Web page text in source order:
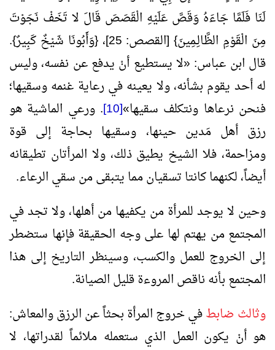
لَنَا فَلَمَّا جَاءَهُ وَقَصَّ عَلَيْهِ الْقَصَصَ قَالَ لا تَخَفْ نَجَوْتَ
مِنَ الْقَوْمِ الظَّالِـمِينَ} [القصص: 25]، {وَأَبُونَا شَيْخٌ كَبِيرٌ}.
قال ابن عباس: «لا يستطيع أنْ يدفع عن نفسه، وليس
له أحد يقوم بشأنه، ولا يعينه في رعاية غنمه وسقيها؛
فنحن نرعاها ونتكلف سقيها»
[10]
. ورعي الماشية هو
رزق أهل مَدين حينها، وسقيها بحاجة إلى قوة
ومزاحمة، فلا الشيخ يطيق ذلك، ولا المرأتان تطيقانه
أيضاً، لكنهما كانتا تسقيان مما يتبقى من سقي الرعاء.
وحين لا يوجد للمرأة من يكفيها من أهلها، ولا تجد في
المجتمع من يهتم لها على وجه الحقيقة فإنها ستضطر
إلى الخروج للعمل والكسب، وسينظر التاريخ إلى هذا
المجتمع بأنه ناقص المروءة قليل الصيانة.
وثالث ضابطفي خروج المرأة بحثاً عن الرزق والمعاش:
هو أنْ يكون العمل الذي ستعمله ملائماً لقدراتها، لا